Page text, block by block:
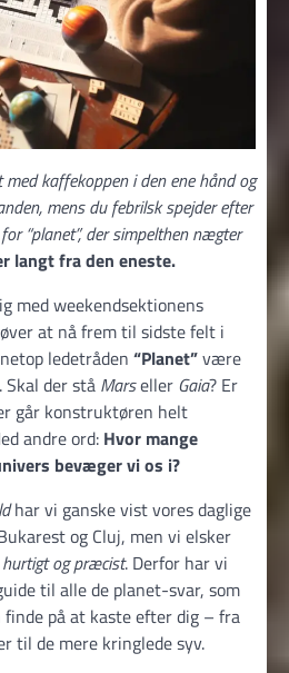
kaffekoppen i den ene hånd og
mens du febrilsk spejder efter
“planet”, der simpelthen nægter
langt fra den eneste.
med weekend­sektionens
at nå frem til sidste felt i
ledetråden “Planet”være
der stå Marseller Gaia? Er
går konstruktøren helt
andre ord: Hvor mange
bevæger vi os i?
har vi ganske vist vores daglige
og Cluj, men vi elsker
hurtigt og præcist. Derfor har vi
til alle de planet-svar, som
på at kaste efter dig – fra
til de mere kringlede syv.